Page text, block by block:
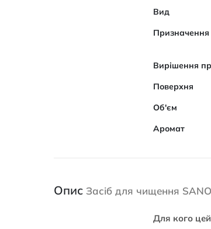
Вид
Призначення
Вирішення
Поверхня
Об'єм
Аромат
Опис Засіб для чищення
Для кого